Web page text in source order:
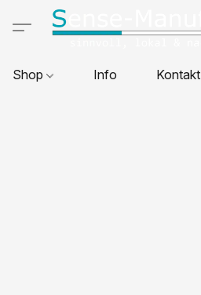
Shop Info Kontakt